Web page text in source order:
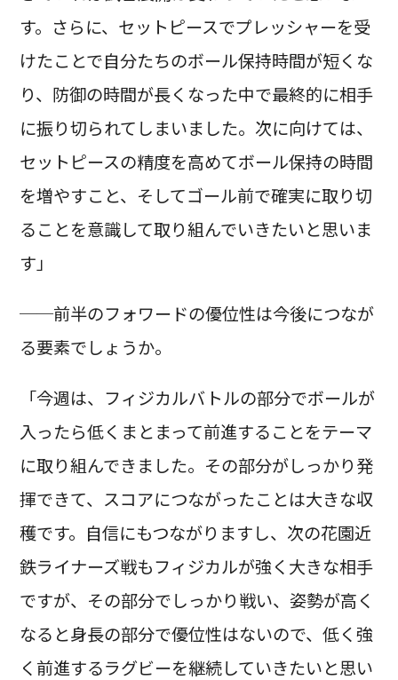
す。さらに、セットピースでプレッシャーを受
けたことで自分たちのボール保持時間が短くな
り、防御の時間が長くなった中で最終的に相手
に振り切られてしまいました。次に向けては、
セットピースの精度を高めてボール保持の時間
を増やすこと、そしてゴール前で確実に取り切
ることを意識して取り組んでいきたいと思いま
す」
──前半のフォワードの優位性は今後につなが
る要素でしょうか。
「今週は、フィジカルバトルの部分でボールが
入ったら低くまとまって前進することをテーマ
に取り組んできました。その部分がしっかり発
揮できて、スコアにつながったことは大きな収
穫です。自信にもつながりますし、次の花園近
鉄ライナーズ戦もフィジカルが強く大きな相手
ですが、その部分でしっかり戦い、姿勢が高く
なると身長の部分で優位性はないので、低く強
く前進するラグビーを継続していきたいと思い